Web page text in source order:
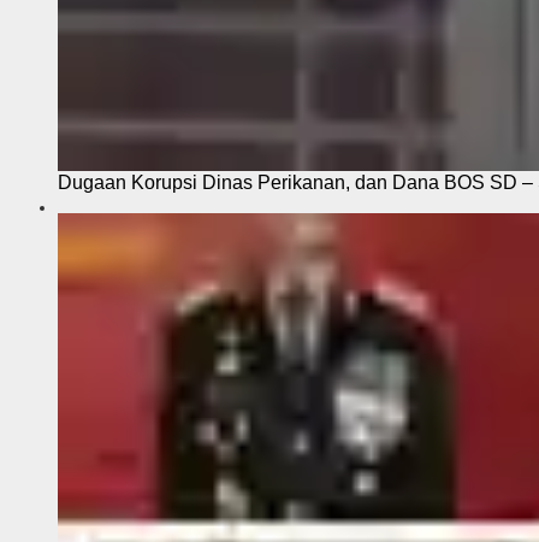
Dugaan Korupsi Dinas Perikanan, dan Dana BOS SD